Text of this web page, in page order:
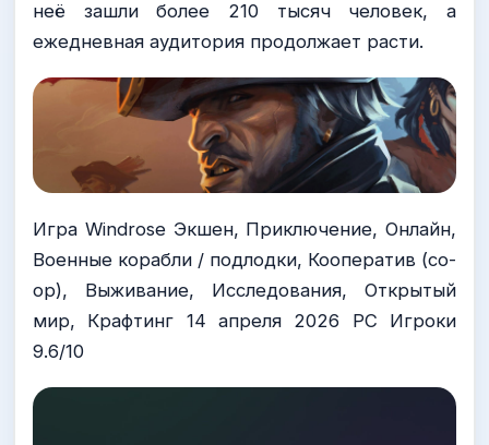
неё зашли более 210 тысяч человек, а
ежедневная аудитория продолжает расти.
Игра Windrose Экшен, Приключение, Онлайн,
Военные корабли / подлодки, Кооператив (co-
op), Выживание, Исследования, Открытый
мир, Крафтинг 14 апреля 2026 PC Игроки
9.6/10